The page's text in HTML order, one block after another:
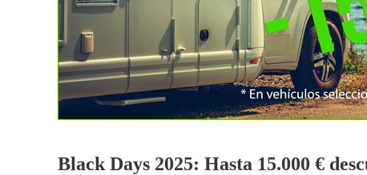
Black Days 2025: Hasta 15.000 €